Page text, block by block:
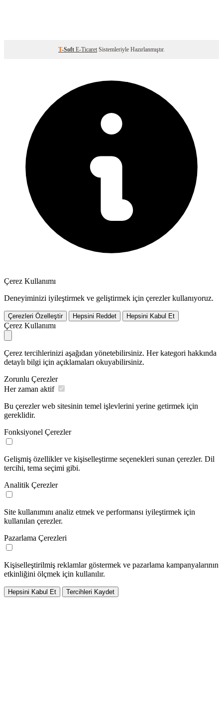
T-Soft E-Ticaret Sistemleriyle Hazırlanmıştır.
Çerez Kullanımı
Deneyiminizi iyileştirmek ve geliştirmek için çerezler kullanıyoruz.
Çerezleri Özelleştir Hepsini Reddet Hepsini Kabul Et
Çerez Kullanımı
Çerez tercihlerinizi aşağıdan yönetebilirsiniz. Her kategori hakkında
detaylı bilgi için açıklamaları okuyabilirsiniz.
Zorunlu Çerezler
Her zaman aktif
Bu çerezler web sitesinin temel işlevlerini yerine getirmek için
gereklidir.
Fonksiyonel Çerezler
Gelişmiş özellikler ve kişiselleştirme seçenekleri sunan çerezler. Dil
tercihi, tema seçimi gibi.
Analitik Çerezler
Site kullanımını analiz etmek ve performansı iyileştirmek için
kullanılan çerezler.
Pazarlama Çerezleri
Kişiselleştirilmiş reklamlar göstermek ve pazarlama kampanyalarının
etkinliğini ölçmek için kullanılır.
Hepsini Kabul Et Tercihleri Kaydet